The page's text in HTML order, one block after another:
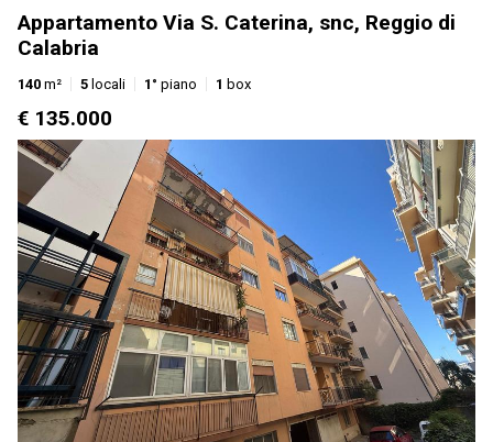
Appartamento Via S. Caterina, snc, Reggio di
Calabria
140 m² 5 locali 1° piano 1 box
€ 135.000